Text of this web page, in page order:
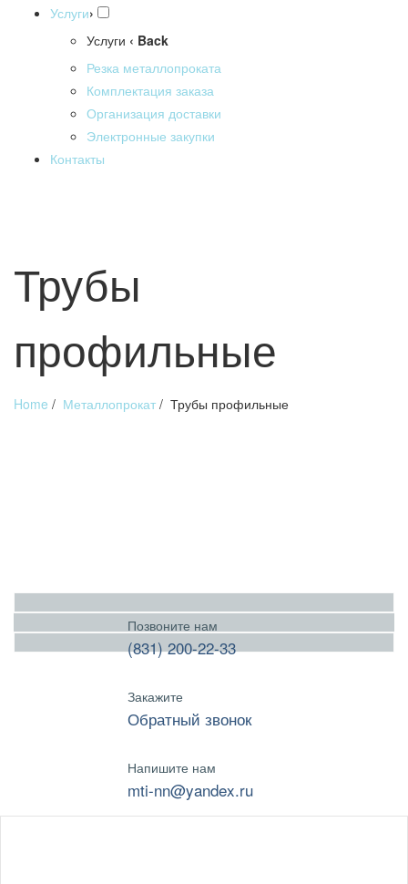
Услуги›
Услуги ‹ Back
Резка металлопроката
Комплектация заказа
Организация доставки
Электронные закупки
Контакты
Трубы
профильные
Home / Металлопрокат / Трубы профильные
Позвоните нам
(831) 200-22-33
Закажите
Обратный звонок
Напишите нам
mti-nn@yandex.ru